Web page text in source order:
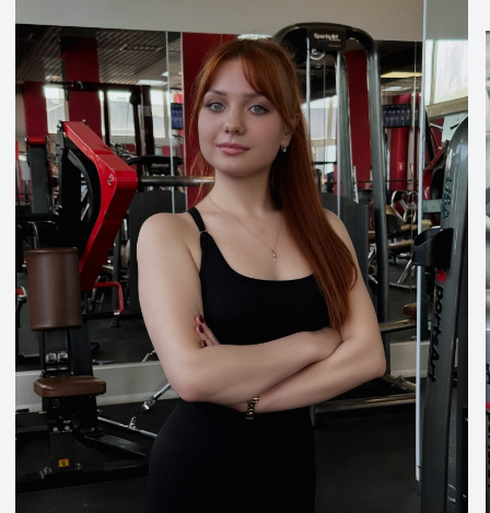
персональных данных в соответствии с
политикой конфиденциальности
ГОТОВО